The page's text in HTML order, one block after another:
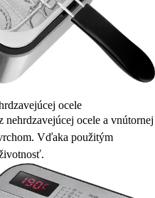
ocele
nehrdzavejúcej ocele a vnútornej
Vďaka použitým